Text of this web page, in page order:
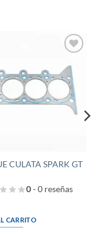
a la
lista de
deseos
CULATA SPARK GT
0- 0 reseñas
CARRITO